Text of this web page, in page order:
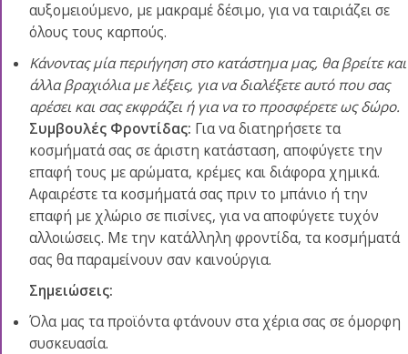
αυξομειούμενο, με μακραμέ δέσιμο, για να ταιριάζει σε
όλους τους καρπούς.
Κάνοντας μία περιήγηση στο κατάστημα μας, θα βρείτε και
άλλα βραχιόλια με λέξεις, για να διαλέξετε αυτό που σας
αρέσει και σας εκφράζει ή για να το προσφέρετε ως δώρο.
Συμβουλές Φροντίδας: Για να διατηρήσετε τα
κοσμήματά σας σε άριστη κατάσταση, αποφύγετε την
επαφή τους με αρώματα, κρέμες και διάφορα χημικά.
Αφαιρέστε τα κοσμήματά σας πριν το μπάνιο ή την
επαφή με χλώριο σε πισίνες, για να αποφύγετε τυχόν
αλλοιώσεις. Με την κατάλληλη φροντίδα, τα κοσμήματά
σας θα παραμείνουν σαν καινούργια.
Σημειώσεις:
Όλα μας τα προϊόντα φτάνουν στα χέρια σας σε όμορφη
συσκευασία.